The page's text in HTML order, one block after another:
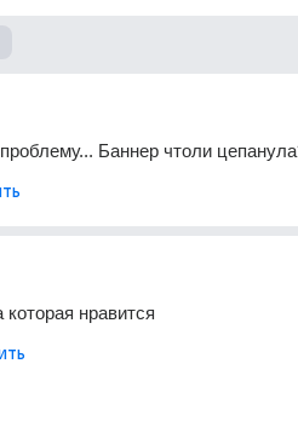
Баннер чтоли
нравится